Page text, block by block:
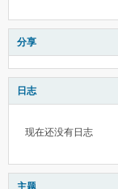
分享
日志
现在还没有日志
主题